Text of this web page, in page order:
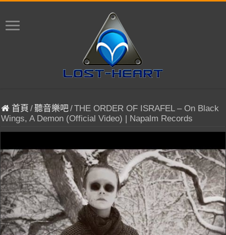
首頁 /聽音樂吧/THE ORDER OF ISRAFEL – On Black
Wings, A Demon (Official Video) | Napalm Records